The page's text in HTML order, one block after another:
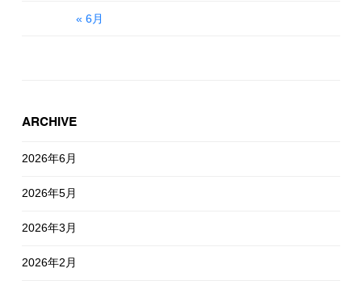
« 6月
ARCHIVE
2026年6月
2026年5月
2026年3月
2026年2月